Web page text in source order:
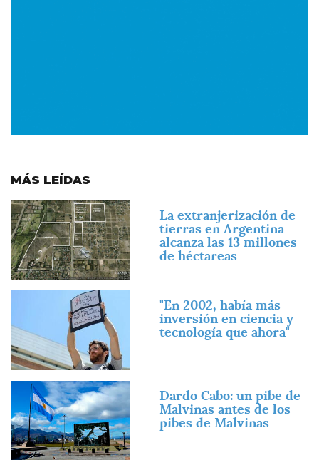
MÁS LEÍDAS
Imagen
La extranjerización de
tierras en Argentina
alcanza las 13 millones
de héctareas
"En 2002, había más
inversión en ciencia y
tecnología que ahora"
Imagen
Dardo Cabo: un pibe de
Malvinas antes de los
pibes de Malvinas